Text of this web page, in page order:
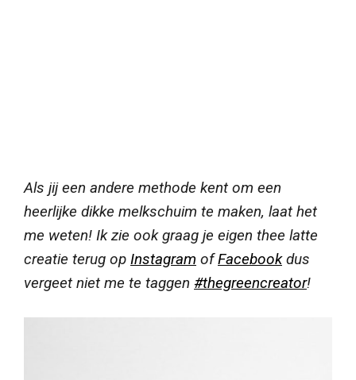
Als jij een andere methode kent om een
heerlijke dikke melkschuim te maken, laat het
me weten! Ik zie ook graag je eigen thee latte
creatie terug op Instagram ofFacebookdus
vergeet niet me te taggen #thegreencreator!